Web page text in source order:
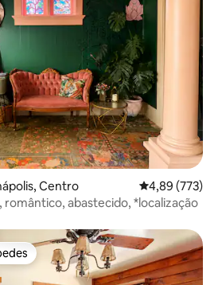
Centro 4,89 de uma
4,89 (773)
romântico, abastecido, *localização
dos hóspedes